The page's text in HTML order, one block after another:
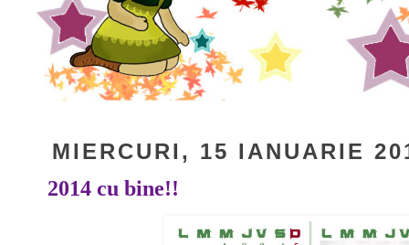
MIERCURI, 15 IANUARIE
2014 cu bine!!